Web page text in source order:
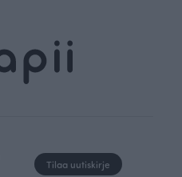
Tilaa uutiskirje